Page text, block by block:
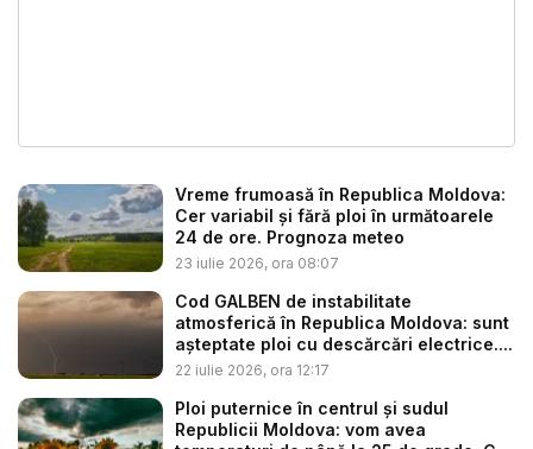
Vreme frumoasă în Republica Moldova:
Cer variabil și fără ploi în următoarele
24 de ore. Prognoza meteo
23 iulie 2026, ora 08:07
Cod GALBEN de instabilitate
atmosferică în Republica Moldova: sunt
așteptate ploi cu descărcări electrice....
22 iulie 2026, ora 12:17
Ploi puternice în centrul și sudul
Republicii Moldova: vom avea